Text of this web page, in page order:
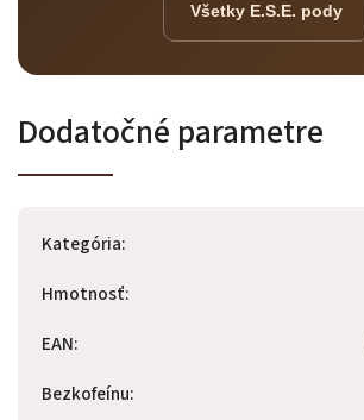
Všetky E.S.E. pody
Dodatočné parametre
Kategória:
Hmotnosť:
EAN:
Bezkofeínu: